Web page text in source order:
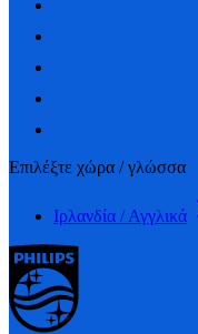
Επιλέξτε χώρα / γλώσσα
Ιρλανδία / Αγγλικά